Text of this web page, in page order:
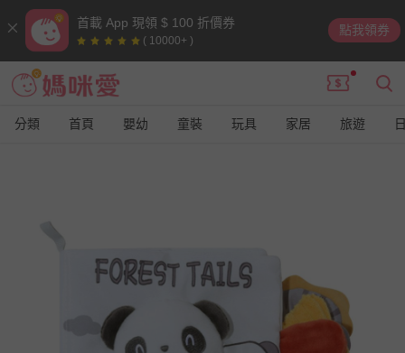
首載 App 現領 $ 100 折價券
( 10000+ )
點我領券
分類 首頁 嬰幼 童裝 玩具 家居 旅遊